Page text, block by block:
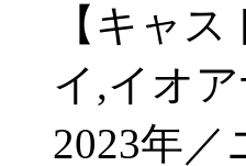
【キャ
イ,イオ
2023年